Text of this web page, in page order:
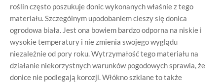
roślin często poszukuje donic wykonanych właśnie z tego
materiału. Szczególnym upodobaniem cieszy się donica
ogrodowa biała. Jest ona bowiem bardzo odporna na niskie i
wysokie temperatury i nie zmienia swojego wyglądu
niezależnie od pory roku. Wytrzymałość tego materiału na
działanie niekorzystnych warunków pogodowych sprawia, że
donice nie podlegają korozji. Włókno szklane to także